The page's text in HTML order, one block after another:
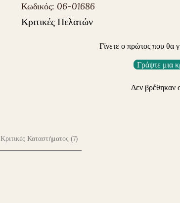
Κωδικός: 06-01686
Κριτικές Πελατών
Γίνετε ο πρώτος που θα
Γράψτε μια
Δεν βρέθηκαν
Κριτικές Καταστήματος (7)